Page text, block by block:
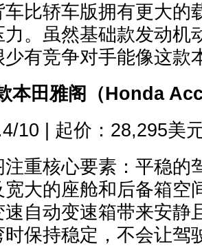
比轿车版拥有更大的
力。虽然基础款发动机
少有竞争对手能像这款
本田雅阁（Honda
| 起价：28,295美
核心要素：平稳的
大的座舱和后备箱空
自动变速箱带来安静
时保持稳定，不会让驾